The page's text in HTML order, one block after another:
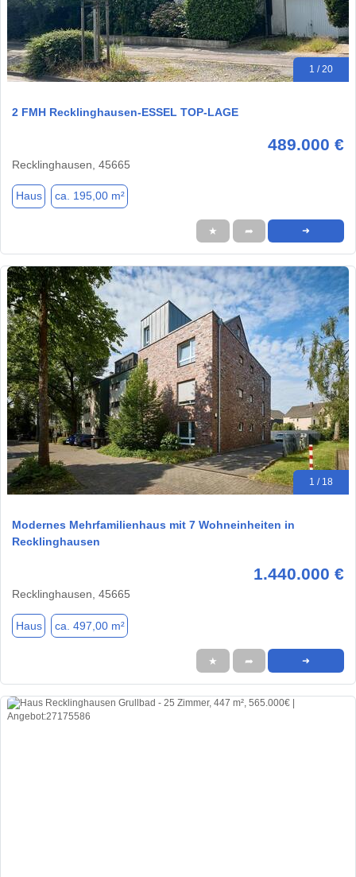
1 / 20
2 FMH Recklinghausen-ESSEL TOP-LAGE
489.000 €
Recklinghausen, 45665
Haus ca. 195,00 m²
★ ➦ ➜
1 / 18
Modernes Mehrfamilienhaus mit 7 Wohneinheiten in
Recklinghausen
1.440.000 €
Recklinghausen, 45665
Haus ca. 497,00 m²
★ ➦ ➜